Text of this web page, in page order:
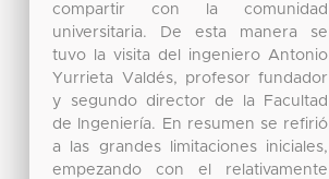
compartir con la comunidad
universitaria. De esta manera se
tuvo la visita del ingeniero Antonio
Yurrieta Valdés, profesor fundador
y segundo director de la Facultad
de Ingeniería. En resumen se refirió
a las grandes limitaciones iniciales,
empezando con el relativamente